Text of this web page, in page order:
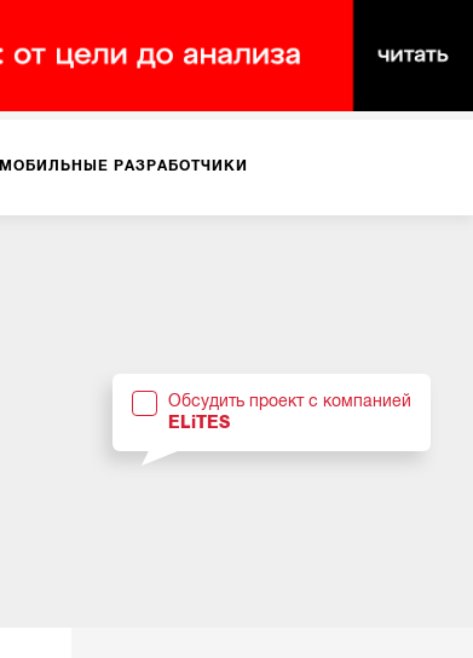
МОБИЛЬНЫЕ РАЗРАБОТЧИКИ
Обсудить проект с компанией
ELiTES